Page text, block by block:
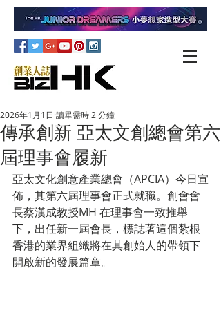
傳承創新 亞太文創總會第六
屆理事會履新
2026年1月1日 讀畢需時 2 分鐘
亞太文化創意產業總會（APCIA）今日宣
佈，其第六屆理事會正式就職。創會會
長蔡漢成教授MH 在理事會一致推舉
下，出任新一屆會長，標誌著這個紮根
香港的業界組織將在其創始人的帶領下
開啟新的發展篇章。